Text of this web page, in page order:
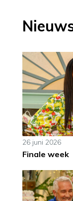
26 juni 2026
Finale week